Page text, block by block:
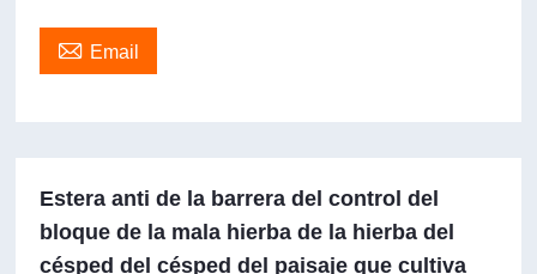
 Email
Estera anti de la barrera del control del
bloque de la mala hierba de la hierba del
césped del césped del paisaje que cultiva